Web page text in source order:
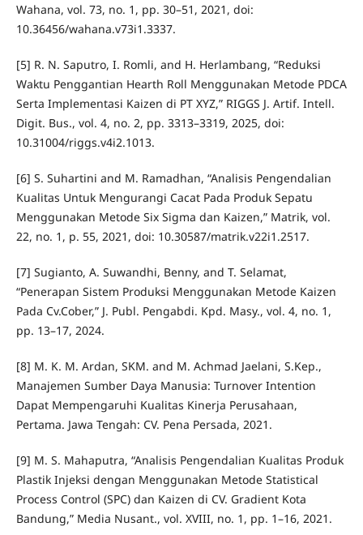
Wahana, vol. 73, no. 1, pp. 30–51, 2021, doi:
10.36456/wahana.v73i1.3337.
[5] R. N. Saputro, I. Romli, and H. Herlambang, “Reduksi
Waktu Penggantian Hearth Roll Menggunakan Metode PDCA
Serta Implementasi Kaizen di PT XYZ,” RIGGS J. Artif. Intell.
Digit. Bus., vol. 4, no. 2, pp. 3313–3319, 2025, doi:
10.31004/riggs.v4i2.1013.
[6] S. Suhartini and M. Ramadhan, “Analisis Pengendalian
Kualitas Untuk Mengurangi Cacat Pada Produk Sepatu
Menggunakan Metode Six Sigma dan Kaizen,” Matrik, vol.
22, no. 1, p. 55, 2021, doi: 10.30587/matrik.v22i1.2517.
[7] Sugianto, A. Suwandhi, Benny, and T. Selamat,
“Penerapan Sistem Produksi Menggunakan Metode Kaizen
Pada Cv.Cober,” J. Publ. Pengabdi. Kpd. Masy., vol. 4, no. 1,
pp. 13–17, 2024.
[8] M. K. M. Ardan, SKM. and M. Achmad Jaelani, S.Kep.,
Manajemen Sumber Daya Manusia: Turnover Intention
Dapat Mempengaruhi Kualitas Kinerja Perusahaan,
Pertama. Jawa Tengah: CV. Pena Persada, 2021.
[9] M. S. Mahaputra, “Analisis Pengendalian Kualitas Produk
Plastik Injeksi dengan Menggunakan Metode Statistical
Process Control (SPC) dan Kaizen di CV. Gradient Kota
Bandung,” Media Nusant., vol. XVIII, no. 1, pp. 1–16, 2021.